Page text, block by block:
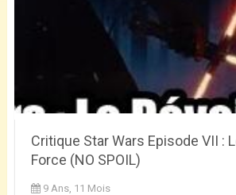
Critique Star Wars Episode VII :
Force (NO SPOIL)
9 Ans, 11 Mois